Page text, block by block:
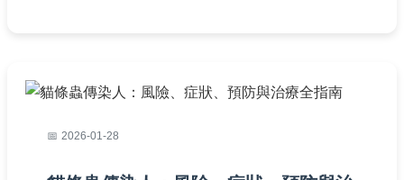
2026-01-28